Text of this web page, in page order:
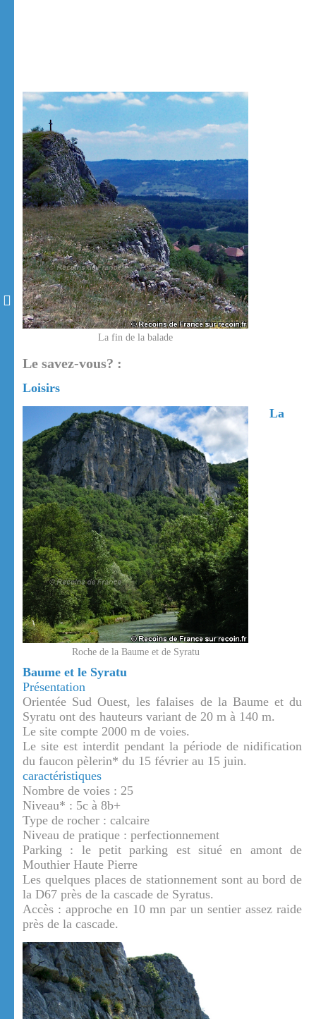
La fin de la balade
Le savez-vous? :
Loisirs
Roche de la Baume et de Syratu
La
Baume et le Syratu
Présentation
Orientée Sud Ouest, les falaises de la Baume et du
Syratu ont des hauteurs variant de 20 m à 140 m.
Le site compte 2000 m de voies.
Le site est interdit pendant la période de nidification
du faucon pèlerin* du 15 février au 15 juin.
caractéristiques
Nombre de voies : 25
Niveau* : 5c à 8b+
Type de rocher : calcaire
Niveau de pratique : perfectionnement
Parking : le petit parking est situé en amont de
Mouthier Haute Pierre
Les quelques places de stationnement sont au bord de
la D67 près de la cascade de Syratus.
Accès : approche en 10 mn par un sentier assez raide
près de la cascade.